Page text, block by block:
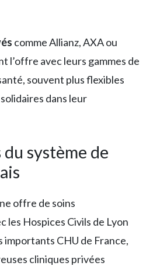
comme Allianz, AXA ou
l’offre avec leurs gammes de
souvent plus flexibles
dans leur
système de
offre de soins
les Hospices Civils de Lyon
importants CHU de France,
cliniques privées